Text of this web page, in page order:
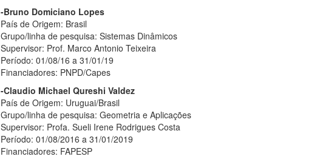
-Bruno Domiciano Lopes
País de Origem: Brasil
Grupo/linha de pesquisa: Sistemas Dinâmicos
Supervisor: Prof. Marco Antonio Teixeira
Período: 01/08/16 a 31/01/19
Financiadores: PNPD/Capes
-Claudio Michael Qureshi Valdez
País de Origem: Uruguai/Brasil
Grupo/linha de pesquisa: Geometria e Aplicações
Supervisor: Profa. Sueli Irene Rodrigues Costa
Período: 01/08/2016 a 31/01/2019
Financiadores: FAPESP